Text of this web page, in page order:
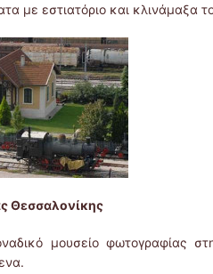
με εστιατόριο και κλινάμαξα
Θεσσαλονίκης
μουσείο φωτογραφίας